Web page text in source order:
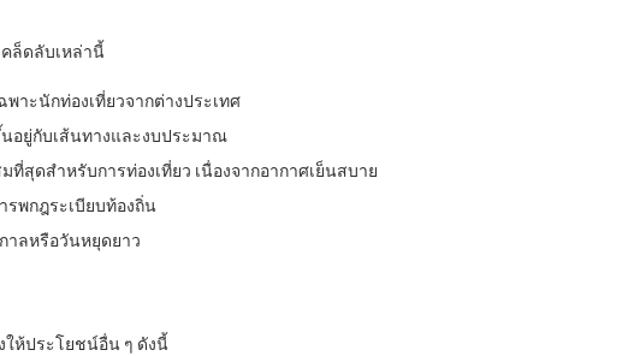
ล็ดลับเหล่านี้
าะนักท่องเที่ยวจากต่างประเทศ
อยู่กับเส้นทางและงบประมาณ
สุดสำหรับการท่องเที่ยว เนื่องจากอากาศเย็นสบาย
รพกฎระเบียบท้องถิ่น
าลหรือวันหยุดยาว
ให้ประโยชน์อื่น ๆ ดังนี้